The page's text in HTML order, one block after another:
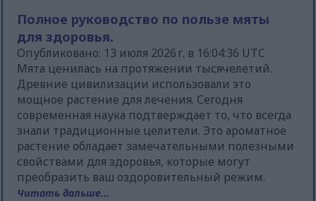
Полное руководство по пользе мяты
для здоровья.
Опубликовано: 13 июля 2026 г. в 16:04:36 UTC
Мята ценилась на протяжении тысячелетий.
Древние цивилизации использовали это
мощное растение для лечения. Сегодня
современная наука подтверждает то, что всегда
знали традиционные целители. Это ароматное
растение обладает замечательными полезными
свойствами для здоровья, которые могут
преобразить ваш оздоровительный режим.
Читать дальше...